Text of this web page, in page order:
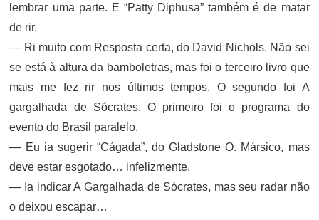
lembrar uma parte. E “Patty Diphusa” também é de matar
de rir.
— Ri muito com Resposta certa, do David Nichols. Não sei
se está à altura da bamboletras, mas foi o terceiro livro que
mais me fez rir nos últimos tempos. O segundo foi A
gargalhada de Sócrates. O primeiro foi o programa do
evento do Brasil paralelo.
— Eu ia sugerir “Cágada”, do Gladstone O. Mársico, mas
deve estar esgotado… infelizmente.
— Ia indicar A Gargalhada de Sócrates, mas seu radar não
o deixou escapar…